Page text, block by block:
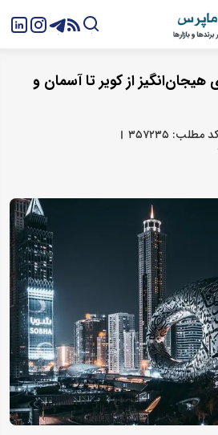
از کویر تا آسمان و
کد مطلب: ۳۵۷۲۳۵